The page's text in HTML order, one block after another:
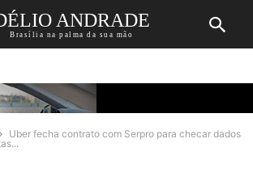
ANDRADE
Brasília na palma da sua mão
Uber fecha contrato com Serpro para checar dados